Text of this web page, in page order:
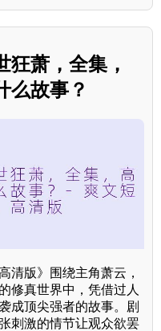
狂萧，全集，
么故事？
清版》围绕主角萧云，
修真世界中，凭借过人
成顶尖强者的故事。剧
刺激的情节让观众欲罢